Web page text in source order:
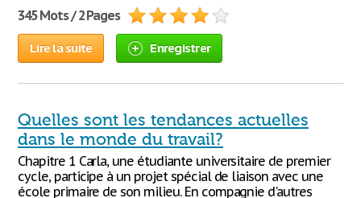
345 Mots / 2 Pages
Lire la suite Enregistrer
Quelles sont les tendances actuelles
dans le monde du travail?
Chapitre 1 Carla, une étudiante universitaire de premier
cycle, participe à un projet spécial de liaison avec une
école primaire de son milieu. En compagnie d'autres